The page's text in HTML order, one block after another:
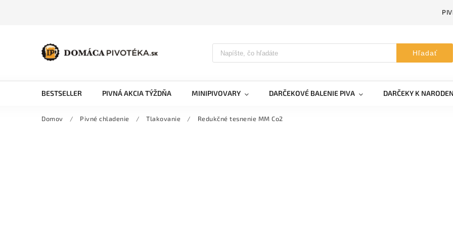
Hľadať
BESTSELLER PIVNÁ AKCIA TÝŽDŇA MINIPIVOVARY DARČEKOVÉ BALENIE PIVA DARČEKY K
Domov / Pivné chladenie / Tlakovanie / Redukčné tesnenie MM Co2